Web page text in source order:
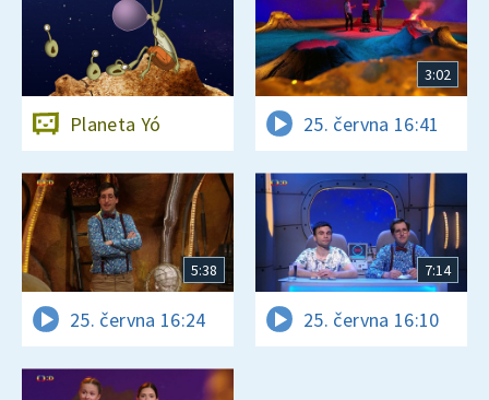
Planeta Yó
3:02
25. června 16:41
5:38
25. června 16:24
7:14
25. června 16:10